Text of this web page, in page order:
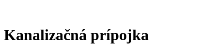
Kanalizačná prípojka